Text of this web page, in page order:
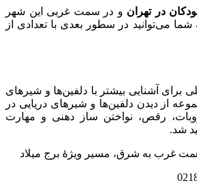
در تهران و در سمت غربی این شهر
شما می‌توانید در سطور بعدی با تعدادی از
برای آشنایی بیشتر با دلفین‌ها و شیرهای
از دیدن دلفین‌ها و شیرهای دریایی در
رقص، نواختن ساز دهنی و مهارت
شد.
غرب به شرق، مسیر ویژۀ برج میلاد